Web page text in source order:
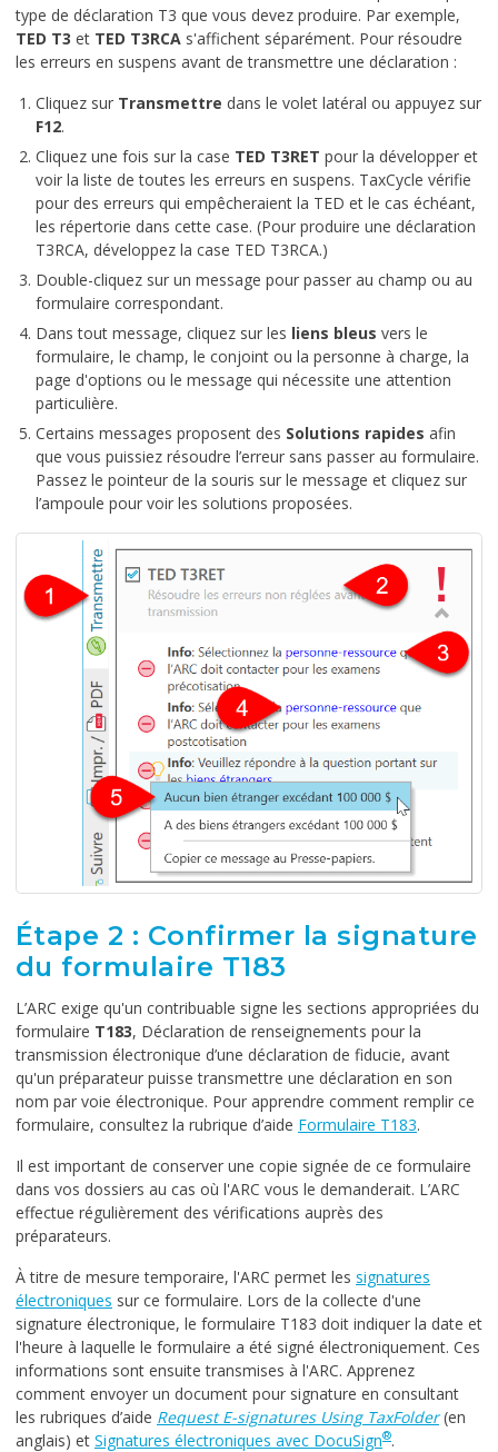
type de déclaration T3 que vous devez produire. Par exemple,
TED T3 et TED T3RCA s'affichent séparément. Pour résoudre
les erreurs en suspens avant de transmettre une déclaration :
Cliquez sur Transmettre dans le volet latéral ou appuyez sur
F12.
Cliquez une fois sur la case TED T3RET pour la développer et
voir la liste de toutes les erreurs en suspens. TaxCycle vérifie
pour des erreurs qui empêcheraient la TED et le cas échéant,
les répertorie dans cette case. (Pour produire une déclaration
T3RCA, développez la case TED T3RCA.)
Double-cliquez sur un message pour passer au champ ou au
formulaire correspondant.
Dans tout message, cliquez sur les liens bleus vers le
formulaire, le champ, le conjoint ou la personne à charge, la
page d'options ou le message qui nécessite une attention
particulière.
Certains messages proposent des Solutions rapides afin
que vous puissiez résoudre l’erreur sans passer au formulaire.
Passez le pointeur de la souris sur le message et cliquez sur
l’ampoule pour voir les solutions proposées.
Étape 2 : Confirmer la signature
du formulaire T183
L’ARC exige qu'un contribuable signe les sections appropriées du
formulaire T183, Déclaration de renseignements pour la
transmission électronique d’une déclaration de fiducie, avant
qu'un préparateur puisse transmettre une déclaration en son
nom par voie électronique. Pour apprendre comment remplir ce
formulaire, consultez la rubrique d’aide Formulaire T183.
Il est important de conserver une copie signée de ce formulaire
dans vos dossiers au cas où l'ARC vous le demanderait. L’ARC
effectue régulièrement des vérifications auprès des
préparateurs.
À titre de mesure temporaire, l'ARC permet les signatures
électroniques sur ce formulaire. Lors de la collecte d'une
signature électronique, le formulaire T183 doit indiquer la date et
l'heure à laquelle le formulaire a été signé électroniquement. Ces
informations sont ensuite transmises à l'ARC. Apprenez
comment envoyer un document pour signature en consultant
les rubriques d’aide Request E-signatures Using TaxFolder(en
anglais) et Signatures électroniques avec DocuSign®.